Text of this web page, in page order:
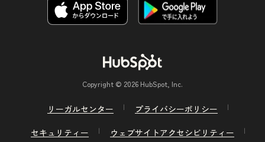
Copyright © 2026 HubSpot, Inc.
リーガルセンター
プライバシーポリシー
セキュリティー
ウェブサイトアクセシビリティー